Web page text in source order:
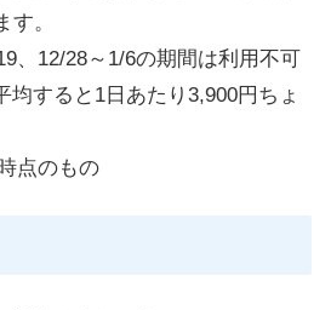
。
、12/28～1/6の期間は利用不可
均すると1日あたり3,900円ちょ
点のもの